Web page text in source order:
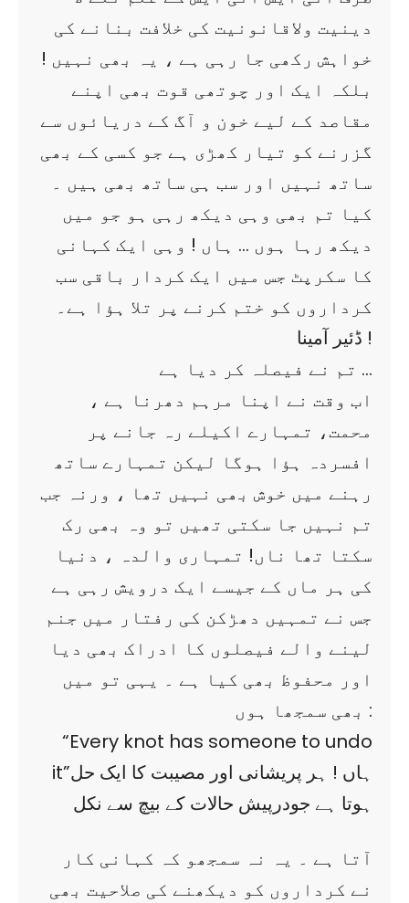
دینیت ولاقانونیت کی خلافت بنانے کی
خواہش رکھی جا رہی ہے ، یہ بھی نہیں !
بلکہ ایک اور چوتھی قوت بھی اپنے
مقاصد کے لیے خون و آگ کے دریائوں سے
گزرنے کو تیار کھڑی ہے جو کسی کے بھی
ساتھ نہیں اور سب ہی ساتھ بھی ہیں ۔
کیا تم بھی وہی دیکھ رہی ہو جو میں
دیکھ رہا ہوں … ہاں ! وہی ایک کہانی
کا سکرپٹ جس میں ایک کردار باقی سب
کرداروں کو ختم کرنے پر تلا ہؤا ہے۔
ڈئیر آمینا !
تم نے فیصلہ کر دیا ہے …
اب وقت نے اپنا مرہم دھرنا ہے ،
محمت، تمہارے اکیلے رہ جانے پر
افسردہ ہؤا ہوگا لیکن تمہارے ساتھ
رہنے میں خوش بھی نہیں تھا ، ورنہ جب
تم نہیں جا سکتی تھیں تو وہ بھی رک
سکتا تھا ناں! تمہاری والدہ ، دنیا
کی ہر ماں کے جیسے ایک درویش رہی ہے
جس نے تمہیں دھڑکن کی رفتار میں جنم
لینے والے فیصلوں کا ادراک بھی دیا
اور محفوظ بھی کیا ہے ۔ یہی تو میں
بھی سمجھا ہوں :
“Every knot has someone to undo
it”ہاں ! ہر پریشانی اور مصیبت کا ایک حل
ہوتا ہے جودرپیش حالات کے بیچ سے نکل
آتا ہے ۔ یہ نہ سمجھو کہ کہانی کار
نے کرداروں کو دیکھنے کی صلاحیت بھی